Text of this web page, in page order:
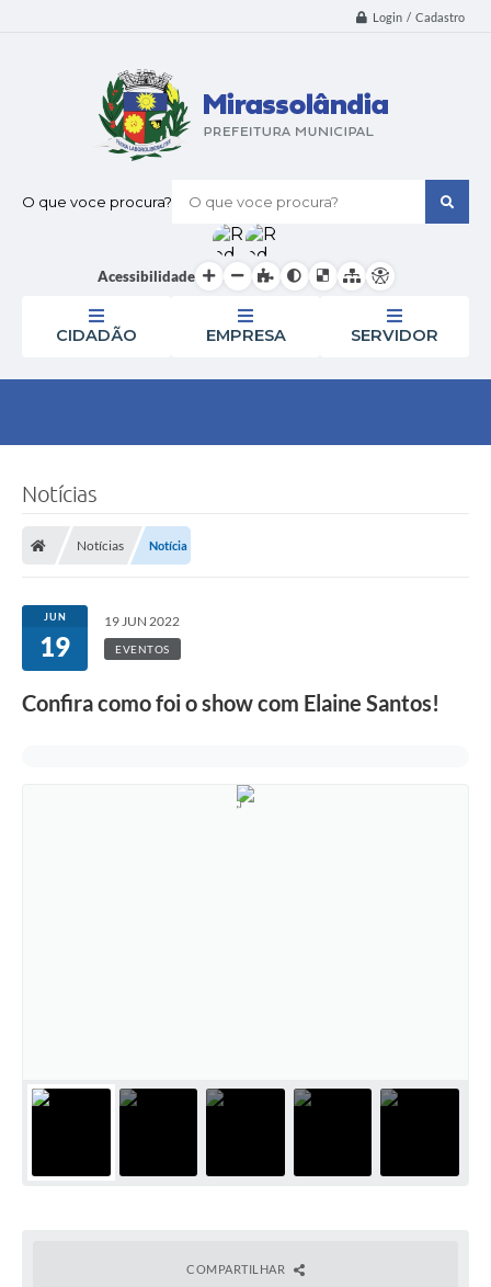
Login / Cadastro
O que voce procura?
Acessibilidade
CIDADÃO EMPRESA SERVIDOR
Notícias
Notícias Notícia
JUN
19
19 JUN 2022
EVENTOS
Confira como foi o show com Elaine Santos!
COMPARTILHAR